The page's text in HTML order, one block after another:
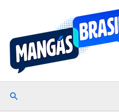
conteúdo
Pesquisar